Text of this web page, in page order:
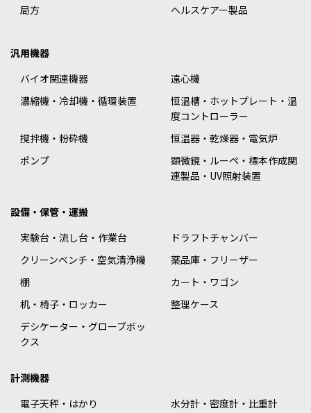
局方
ヘルスケアー製品
汎用機器
バイオ関連機器
遠心機
濃縮機・冷却機・循環装置
恒温槽・ホットプレート・温
度コントローラー
撹拌機・粉砕機
恒温器・乾燥器・電気炉
ポンプ
顕微鏡・ルーペ・標本作成関
連製品・UV照射装置
設備・保管・運搬
実験台・流し台・作業台
ドラフトチャンバー
クリーンベンチ・空気清浄機
薬品庫・フリーザー
棚
カート・ワゴン
机・椅子・ロッカー
整理ケース
デシケーター・グローブボッ
クス
計測機器
電子天秤・はかり
水分計・密度計・比重計